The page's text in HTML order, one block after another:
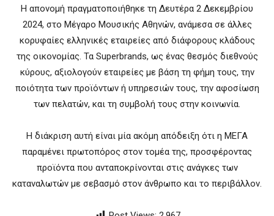
Η απονομή πραγματοποιήθηκε τη Δευτέρα 2 Δεκεμβρίου
2024, στο Μέγαρο Μουσικής Αθηνών, ανάμεσα σε άλλες
κορυφαίες ελληνικές εταιρείες από διάφορους κλάδους
της οικονομίας. Τα Superbrands, ως ένας θεσμός διεθνούς
κύρους, αξιολογούν εταιρείες με βάση τη φήμη τους, την
ποιότητα των προϊόντων ή υπηρεσιών τους, την αφοσίωση
των πελατών, και τη συμβολή τους στην κοινωνία.
Η διάκριση αυτή είναι μία ακόμη απόδειξη ότι η ΜΕΓΑ
παραμένει πρωτοπόρος στον τομέα της, προσφέροντας
προϊόντα που ανταποκρίνονται στις ανάγκες των
καταναλωτών με σεβασμό στον άνθρωπο και το περιβάλλον.